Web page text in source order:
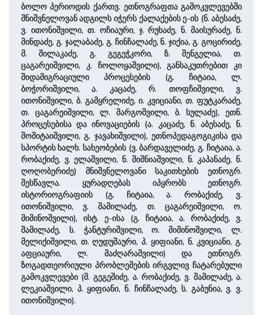
ბოლო პერიოდის ქართვ. ეთნოგრაფთა გამოკვლევებში
მნიშვნელოვან ადგილს იჭერს ქალაქების ე-ის (ნ. აბესაძე,
ვ. ითონიშვილი, თ. ოჩიაური, ჯ. რუხაძე, ნ. მაისურაძე, ნ.
მინდაძე, გ. ჯალაბაძე, გ. ჩინჩალაძე, ნ. ჯიქია, გ. გოცირიძე,
მ. შილაკაძე, გ. გეგეჭკორი, ზ. შენგელია, თ.
ცაგარეიშვილი, კ. ჩოლოყაშვილი), განსაკუთრებით კი
შიდამიგრაციული პროცესების (გ. ჩიტაია, ლ.
ბოჭორიშვილი, ა. კაცაძე, რ. თოფჩიშვილი, ვ.
ითონიშვილი, ბ. გამყრელიძე, ი. კვიციანი, თ. ფუტკარაძე,
თ. ცაგარეიშვილი, ლ. მარგოშვილი, ბ. სულაძე), ეთნ.
პროცესებისა და ინოვაციების (ა. კაცაძე, ნ. აბესაძე, ნ.
შოშიტაიშვილი, გ. ჯავახიშვილი), ეთნოპედაგოგიკისა და
სპორტის ხალხ. სახეობების (ვ. ბარდაველიძე, გ. ჩიტაია, ა.
რობაქიძე, ვ. ელაშვილი, ნ. შიშნიაშვილი, ნ. კაპანაძე, ნ.
ღოღობერიძე) მნიშვნელოვანი საკითხების ეთნოგრ.
შესწავლა. ყურადღებას იპყრობს ეთნოგრ.
ისტორიოგრაფიის (გ. ჩიტაია, ა. რობაქიძე, ვ.
ითონიშვილი, ვ. შამილაძე, თ. ცაგარეიშვილი, ო.
მიმინოშვილი), ისტ. ე-ისა (გ. ჩიტაია, ა. რობაქიძე, ვ.
შამილაძე, ს. ჭანტურიშვილი, ო. მიმინოშვილი, ლ.
მელიქიშვილი, თ. ღუდუშაური, პ. ყიფიანი, ნ. კვიციანი, გ.
აფციაური, ლ. მაძღარაშვილი) და ეთნოგრ.
ზოგადთეორიული პრობლემების ირგვლივ ჩატარებული
გამოკვლევები (მ. გეგეშიძე, ა. რობაქიძე, ვ. შამილაძე, ა.
ლეკიაშვილი, პ. ყიფიანი, ნ. ჩინჩალაძე, ს. გაბუნია, ვ. ვ.
ითონიშვილი).